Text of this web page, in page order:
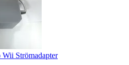
Strömadapter